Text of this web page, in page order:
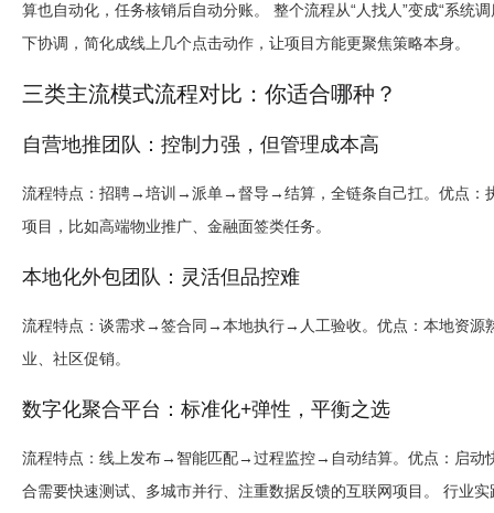
算也自动化，任务核销后自动分账。 整个流程从“人找人”变成“系统
下协调，简化成线上几个点击动作，让项目方能更聚焦策略本身。
三类主流模式流程对比：你适合哪种？
自营地推团队：控制力强，但管理成本高
流程特点 ：招聘→培训→派单→督导→结算，全链条自己扛。 优点
项目，比如高端物业推广、金融面签类任务。
本地化外包团队：灵活但品控难
流程特点 ：谈需求→签合同→本地执行→人工验收。 优点 ：本地资
业、社区促销。
数字化聚合平台：标准化+弹性，平衡之选
流程特点 ：线上发布→智能匹配→过程监控→自动结算。 优点 ：启
合需要快速测试、多城市并行、注重数据反馈的互联网项目。 行业